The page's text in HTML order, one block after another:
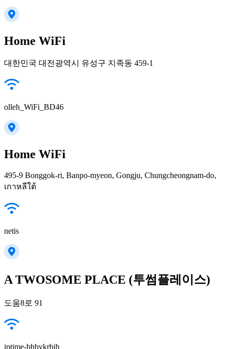
Home WiFi
대한민국 대전광역시 유성구 지족동 459-1
olleh_WiFi_BD46
Home WiFi
495-9 Bonggok-ri, Banpo-myeon, Gongju, Chungcheongnam-do,
เกาหลีใต้
netis
A TWOSOME PLACE (투썸플레이스)
도움8로 91
iptime-bhbykrbjh